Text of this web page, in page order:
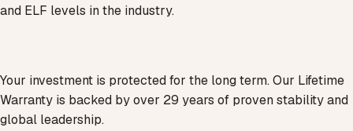
and ELF levels in the industry.
Your investment is protected for the long term. Our Lifetime
Warranty is backed by over 29 years of proven stability and
global leadership.